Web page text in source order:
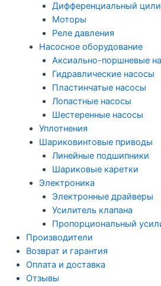
Дифференциальный
Моторы
Реле давления
Насосное оборудование
Аксиально-поршневые
Гидравлические насосы
Пластинчатые насосы
Лопастные насосы
Шестеренные насосы
Уплотнения
Шариковинтовые приводы
Линейные подшипники
Шариковые каретки
Электроника
Электронные драйверы
Усилитель клапана
Пропорциональный
Производители
Возврат и гарантия
Оплата и доставка
Отзывы